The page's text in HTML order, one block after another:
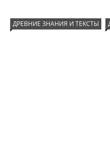
ДРЕВНИЕ ЗНАНИЯ И ТЕКСТЫ